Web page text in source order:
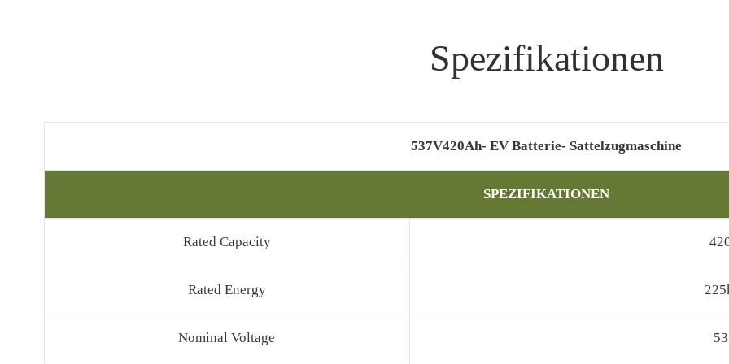
Spezifikationen
537V420Ah- EV Batterie- Sattelzugmaschine
SPEZIFIKATIONEN
Rated Capacity
Rated Energy
Nominal Voltage